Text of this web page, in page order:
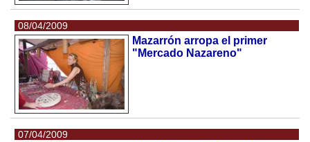
08/04/2009
Mazarrón arropa el primer
"Mercado Nazareno"
07/04/2009